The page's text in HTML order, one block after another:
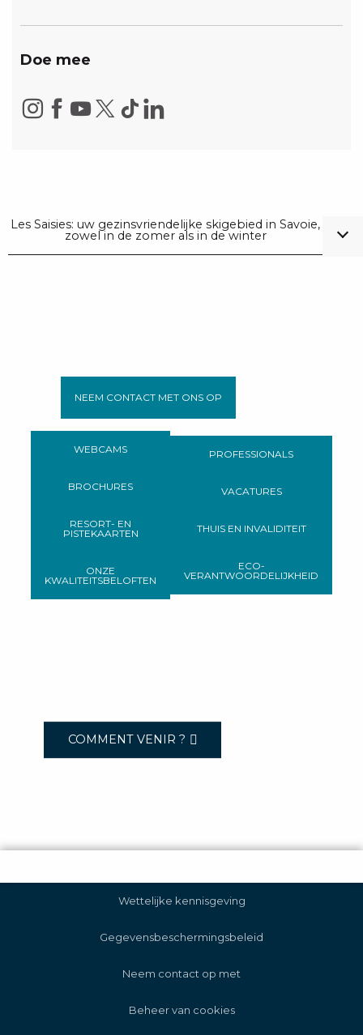
Doe mee
Les Saisies: uw gezinsvriendelijke skigebied in Savoie,
zowel in de zomer als in de winter
NEEM CONTACT MET ONS OP
WEBCAMS
BROCHURES
RESORT- EN
PISTEKAARTEN
ONZE
KWALITEITSBELOFTEN
PROFESSIONALS
VACATURES
THUIS EN INVALIDITEIT
ECO-
VERANTWOORDELIJKHEID
COMMENT VENIR ?
Wettelijke kennisgeving
Gegevensbeschermingsbeleid
Neem contact op met
Beheer van cookies